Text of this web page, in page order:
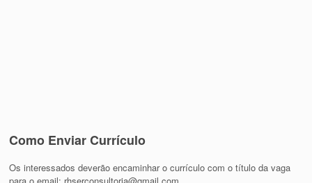
Como Enviar Currículo
Os interessados deverão encaminhar o currículo com o título da vaga